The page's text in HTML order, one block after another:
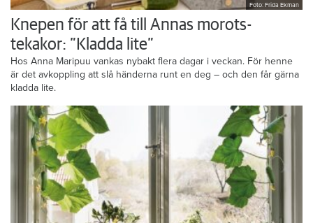
Foto: Frida Ekman
Knepen för att få till Annas morots-
tekakor: ”Kladda lite”
Hos Anna Maripuu vankas nybakt flera dagar i veckan. För henne
är det avkoppling att slå händerna runt en deg – och den får gärna
kladda lite.